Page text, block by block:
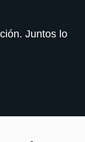
Juntos lo